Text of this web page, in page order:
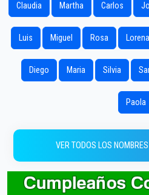
Claudia Martha Carlos
Luis Miguel Rosa Lorena
Diego Maria Silvia
Paola
VER TODOS LOS